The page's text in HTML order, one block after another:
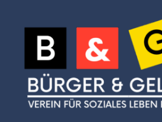
Inhalt
springen